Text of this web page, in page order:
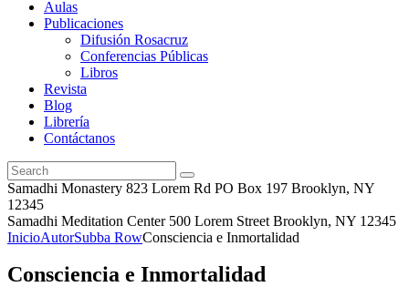
Aulas
Publicaciones
Difusión Rosacruz
Conferencias Públicas
Libros
Revista
Blog
Librería
Contáctanos
Samadhi Monastery 823 Lorem Rd PO Box 197 Brooklyn, NY
12345
Samadhi Meditation Center 500 Lorem Street Brooklyn, NY 12345
InicioAutorSubba RowConsciencia e Inmortalidad
Consciencia e Inmortalidad